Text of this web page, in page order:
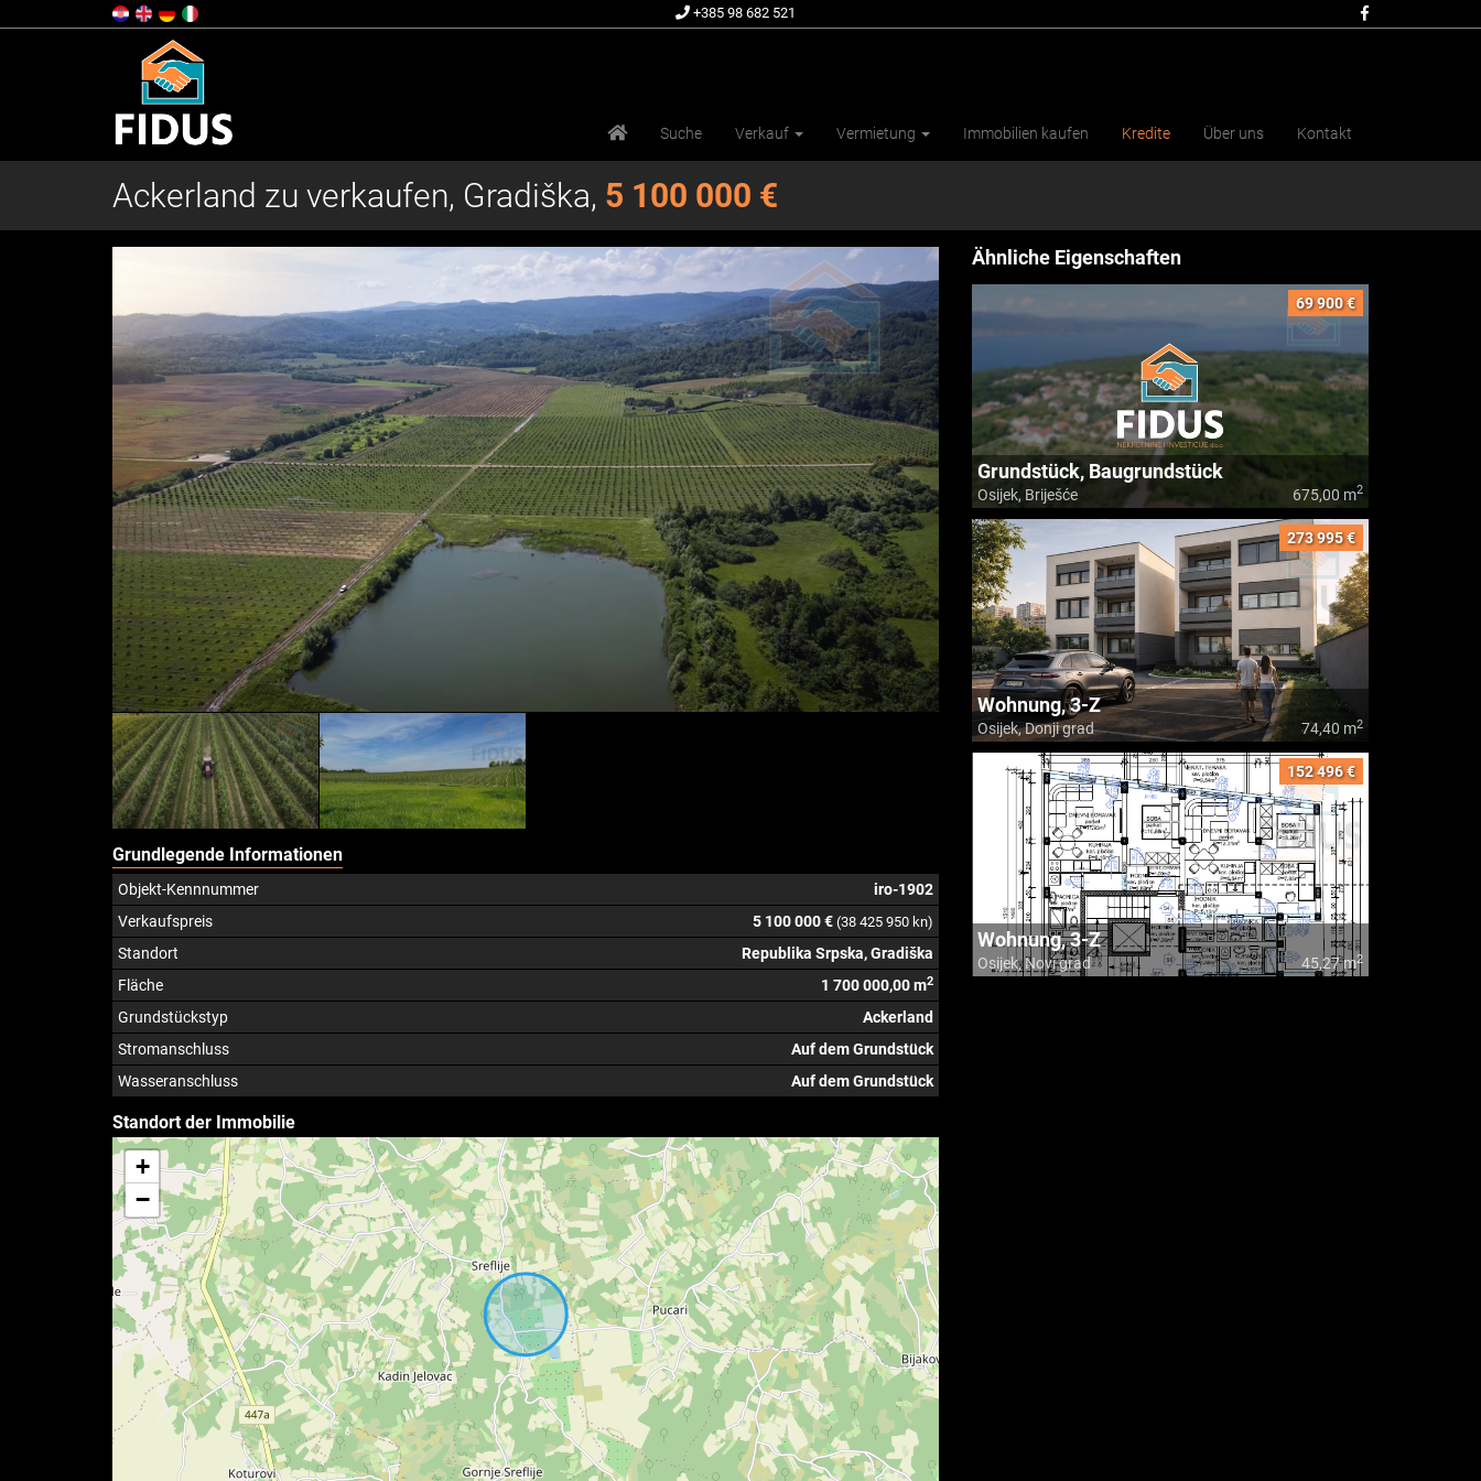
+385 98 682 521
Suche Verkauf Vermietung Immobilien kaufen Kredite Über uns Kontakt
Ackerland zu verkaufen, Gradiška, 5 100 000 €
Grundlegende Informationen
Objekt-Kennnummer
iro-1902
Verkaufspreis
5 100 000 € (38 425 950 kn)
Standort
Republika Srpska, Gradiška
Fläche
1 700 000,00 m2
Grundstückstyp
Ackerland
Stromanschluss
Auf dem Grundstück
Wasseranschluss
Auf dem Grundstück
Standort der Immobilie
+
−
Ähnliche Eigenschaften
69 900 €
Grundstück, Baugrundstück
Osijek, Briješće 675,00 m2
273 995 €
Wohnung, 3-Z
Osijek, Donji grad 74,40 m2
152 496 €
Wohnung, 3-Z
Osijek, Novi grad 45,27 m2